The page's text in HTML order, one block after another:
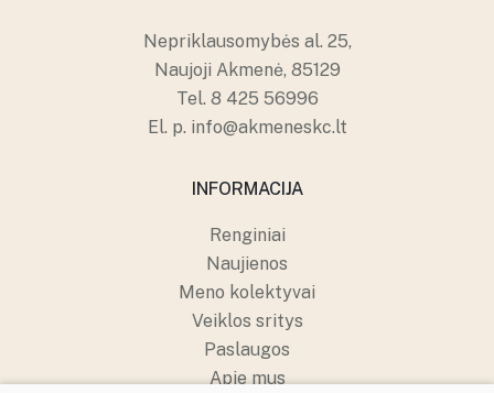
Nepriklausomybės al. 25,
Naujoji Akmenė, 85129
Tel. 8 425 56996
El. p. info@akmeneskc.lt
INFORMACIJA
Renginiai
Naujienos
Meno kolektyvai
Veiklos sritys
Paslaugos
Apie mus